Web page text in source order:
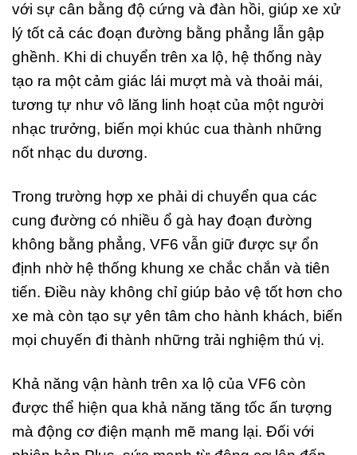
với sự cân bằng độ cứng và đàn hồi, giúp xe xử
lý tốt cả các đoạn đường bằng phẳng lẫn gập
ghềnh. Khi di chuyển trên xa lộ, hệ thống này
tạo ra một cảm giác lái mượt mà và thoải mái,
tương tự như vô lăng linh hoạt của một người
nhạc trưởng, biến mọi khúc cua thành những
nốt nhạc du dương.
Trong trường hợp xe phải di chuyển qua các
cung đường có nhiều ổ gà hay đoạn đường
không bằng phẳng, VF6 vẫn giữ được sự ổn
định nhờ hệ thống khung xe chắc chắn và tiên
tiến. Điều này không chỉ giúp bảo vệ tốt hơn cho
xe mà còn tạo sự yên tâm cho hành khách, biến
mọi chuyến đi thành những trải nghiệm thú vị.
Khả năng vận hành trên xa lộ của VF6 còn
được thể hiện qua khả năng tăng tốc ấn tượng
mà động cơ điện mạnh mẽ mang lại. Đối với